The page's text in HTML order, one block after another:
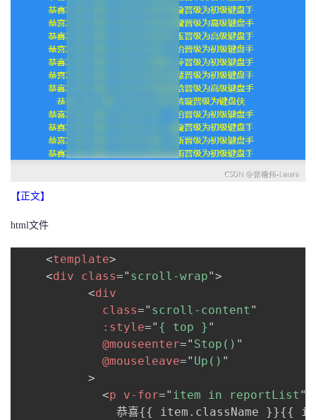
博
客
的
论
坛
我
的
圈
我
的
我
【正文】
html文件
<template>
<div class=" scroll-wrap">
<div
class=" scroll-content "
:style=" { top } "
@mouseenter=" Stop() "
@mouseleave=" Up() "
>
<p v-for=" item in reportList "
恭喜{{ item.className }}{{